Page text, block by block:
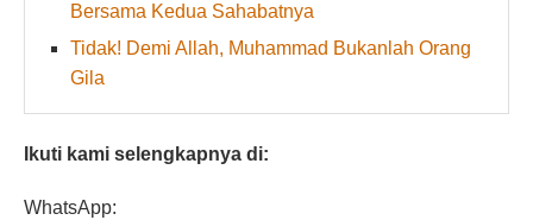
Bersama Kedua Sahabatnya
Tidak! Demi Allah, Muhammad Bukanlah Orang
Gila
Ikuti kami selengkapnya di:
WhatsApp: